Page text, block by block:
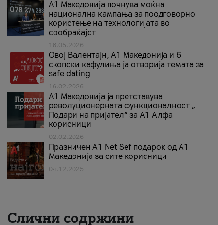
A1 Македонија почнува моќна
национална кампања за поодговорно
користење на технологијата во
сообраќајот
18.05.2026
Овој Валентајн, A1 Македонија и 6
скопски кафулиња ја отворија темата за
safe dating
16.02.2026
А1 Македонија ја претставува
револуционерната функционалност „
Подари на пријател“ за А1 Алфа
корисници
02.02.2026
Празничен A1 Net Sеf подарок од А1
Македонија за сите корисници
04.12.2025
Слични содржини